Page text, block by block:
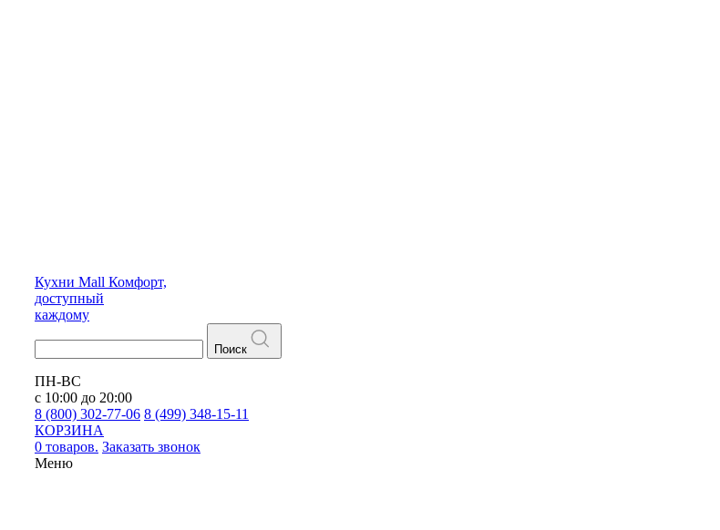
Кухни Mall Комфорт,
доступный
каждому
Поиск
ПН-ВС
с 10:00 до 20:00
8 (800) 302-77-06 8 (499) 348-15-11
КОРЗИНА
0 товаров. Заказать звонок
Меню